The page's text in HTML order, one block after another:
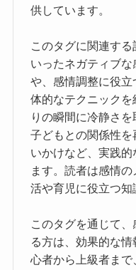
供しています。
このタグに関連す
いったネガティブ
や、感情調整に役
体的なテクニック
りの瞬間に冷静さを
子どもとの関係性
いかけなど、実践
ます。読者は感情
活や育児に役立つ知
このタグを通じて
る方は、効果的な
心者から上級者ま